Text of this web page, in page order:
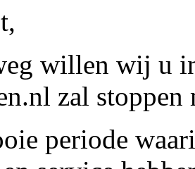
willen wij u
zal stoppen
periode